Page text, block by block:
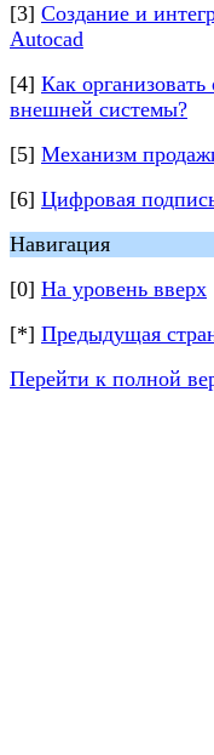
[3] Создание и
Autocad
[4] Как
внешней системы?
[5] Механизм
[6] Цифровая
Навигация
[0] На уровень вверх
[*] Предыдущая
Перейти к полной